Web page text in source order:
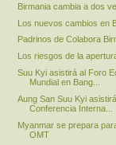
Birmania cambia a dos
Los nuevos cambios en
Padrinos de Colabora
Los riesgos de la
Suu Kyi asistirá al Foro
Mundial en Bang...
Aung San Suu Kyi
Conferencia Interna...
Myanmar se prepara
OMT